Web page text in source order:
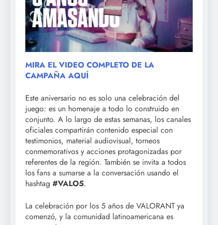
MIRA EL VIDEO COMPLETO DE LA
CAMPAÑA AQUÍ
Este aniversario no es solo una celebración del
juego: es un homenaje a todo lo construido en
conjunto. A lo largo de estas semanas, los canales
oficiales compartirán contenido especial con
testimonios, material audiovisual, torneos
conmemorativos y acciones protagonizadas por
referentes de la región. También se invita a todos
los fans a sumarse a la conversación usando el
hashtag #VALO5.
La celebración por los 5 años de VALORANT ya
comenzó, y la comunidad latinoamericana es